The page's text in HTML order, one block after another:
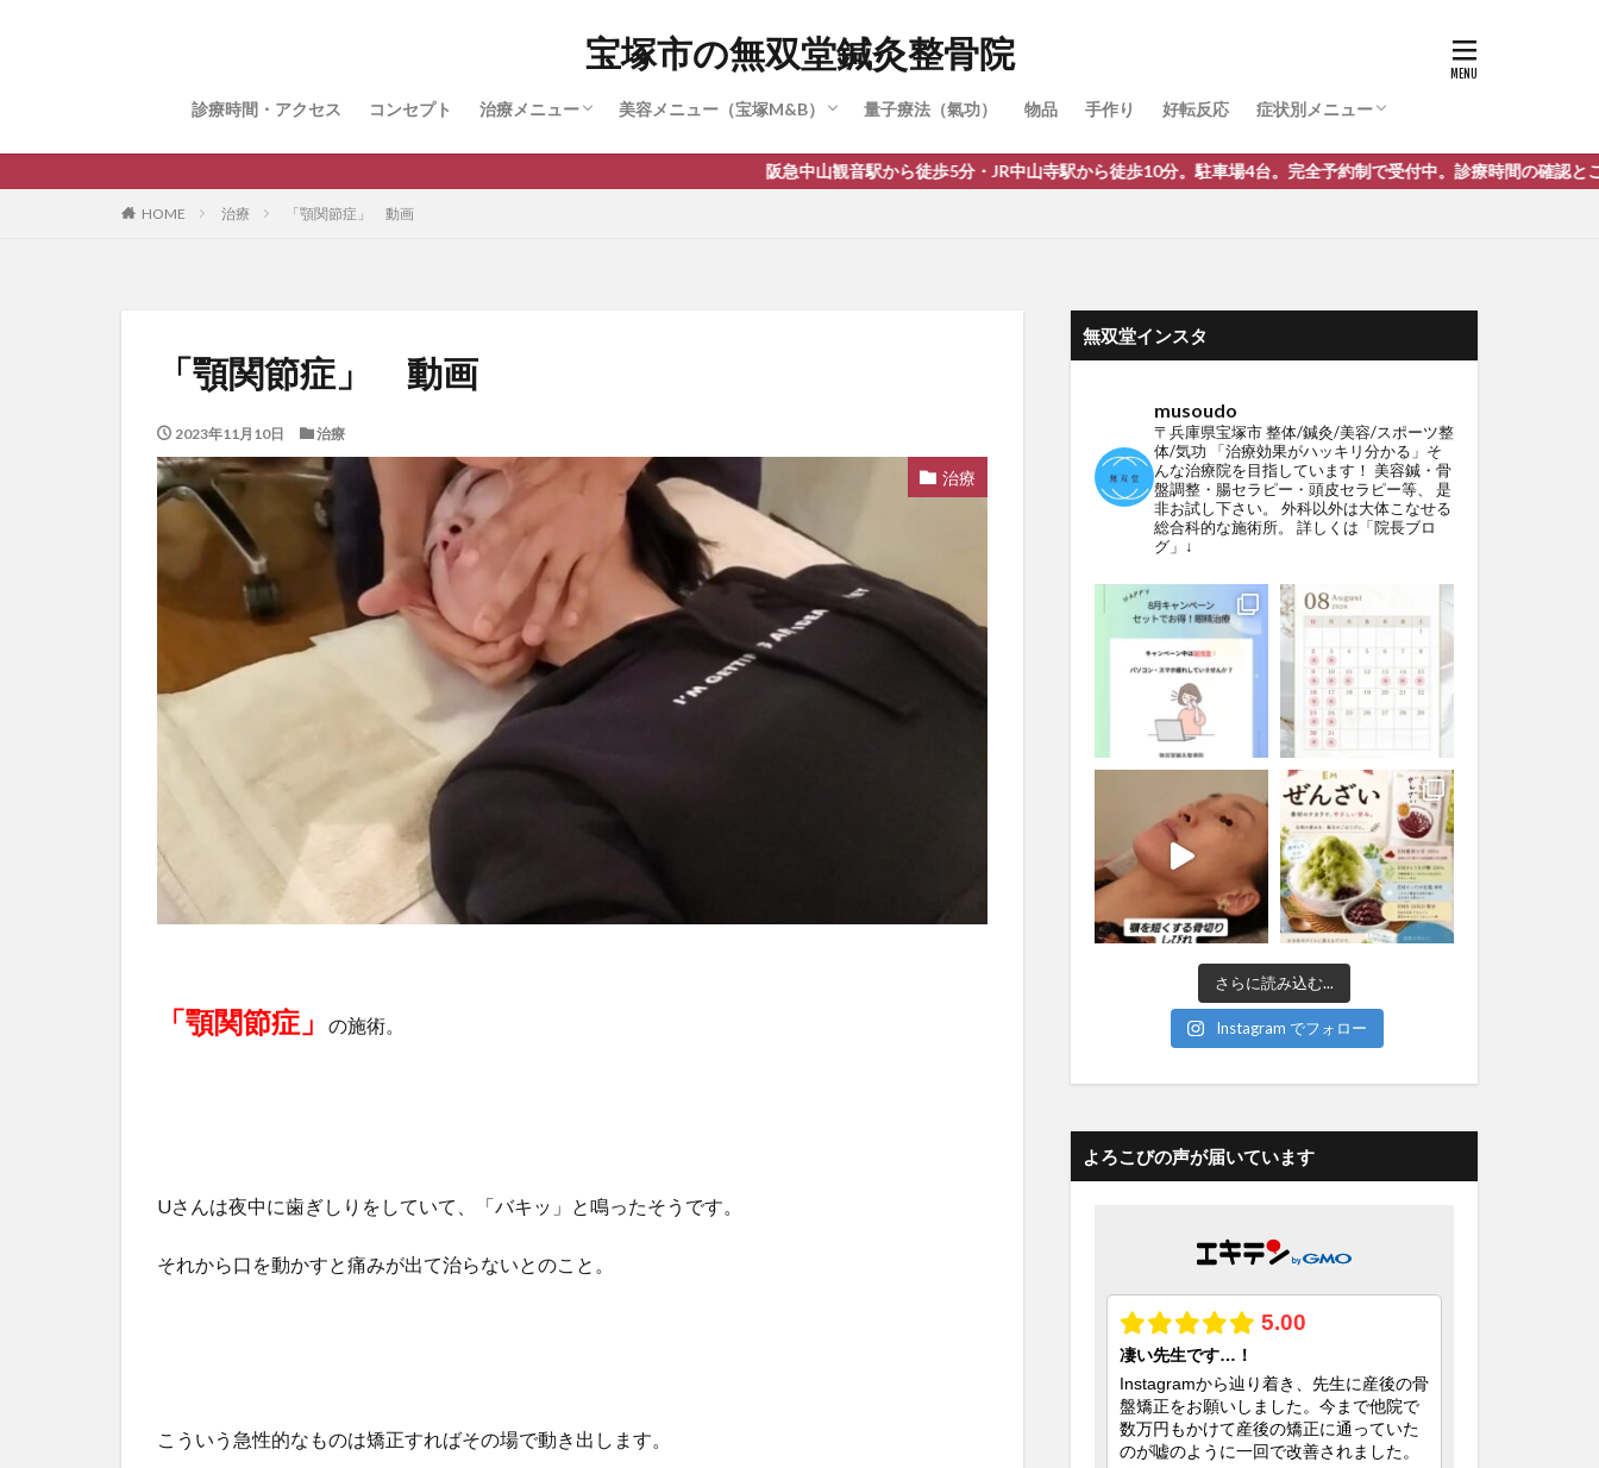
宝塚市の無双堂鍼灸整骨院
診療時間・アクセス コンセプト 治療メニュー
おまかせ治療・特別治療
整体（SPT療法）
鍼治療
花粉症治療
猫背・身長伸ばし治療
顎関節症治療
眼精疲労治療（眼窩内刺鍼）
腸セラピー
頭皮セラピー
パルストレーナー（3Dパルス）
美容メニュー（宝塚M&B）
繁式骨盤調整 (骨盤矯正)
肋骨調整（肋骨締め）
リムーブ(脂肪)
麗華鍼（美容鍼）
顔バランス＆小顔矯正
量子療法（氣功） 物品 手作り 好転反応 症状別メニュー
ぎっくり腰
腰痛・痔
肩こり・首・喉の痛み・風邪
捻挫
膝関節痛・半月板損傷・股関節
肉離れ・打ち身（打撲）・虫刺され・火傷
アトピー･肌荒れ･皮膚疾患・ガングリオン
骨折・脱臼・靭帯損傷・骨粗しょう症
頭痛・味覚・嗅覚障害・めまい・耳関連
顎関節症
五十肩
ストレートネック
うつ・パニック障害・自律神経失調症・不
外反母趾・へバーデン・ばね指・リウマチ
突き指・外脛骨・腱鞘炎・手根管症候群
低身長・発育遅延・赤ちゃん・逆子
斜頚・尿結石・腹部肛門周りのお悩み
TFCC損傷
ガン・しびれ・神経麻痺・脳梗塞・静脈瘤
三叉神経痛
阪急中山観音駅から徒歩5分・JR中山寺駅から徒歩10分。駐車場4台。完全予約制で受付中。診療時間の確認とご予約はこちらから
HOME 治療 「顎関節症」 動画
「顎関節症」 動画
2023年11月10日 治療
治療
「顎関節症」 の施術。
Uさんは夜中に歯ぎしりをしていて、「バキッ」と鳴ったそうです。
それから口を動かすと痛みが出て治らないとのこと。
こういう急性的なものは矯正すればその場で動き出します。
無双堂インスタ
musoudo
〒兵庫県宝塚市整体/鍼灸/美容/スポーツ整
体/気功 「治療効果がハッキリ分かる」そ
んな治療院を目指しています！ 美容鍼・骨
盤調整・腸セラピー・頭皮セラピー等、
是
非お試し下さい。
外科以外は大体こなせる
総合科的な施術所。
詳しくは「院長ブロ
グ」↓
さらに読み込む...
Instagram でフォロー
よろこびの声が届いています